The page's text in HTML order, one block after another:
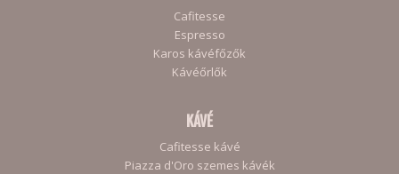
Cafitesse
Espresso
Karos kávéfőzők
Kávéőrlők
KÁVÉ
Cafitesse kávé
Piazza d'Oro szemes kávék